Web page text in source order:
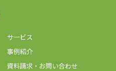
サービス
事例紹介
資料請求・お問い合わせ